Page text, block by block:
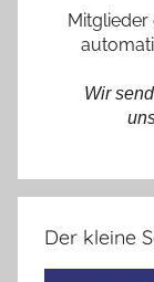
Mitglieder
Wir
Der kleine